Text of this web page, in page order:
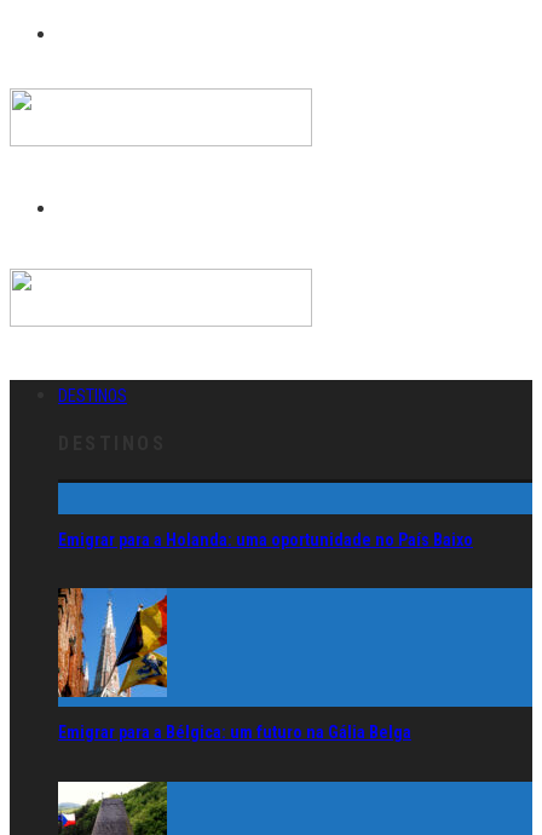
DESTINOS
Emigrar para a Holanda: uma oportunidade no País Baixo
Emigrar para a Bélgica: um futuro na Gália Belga